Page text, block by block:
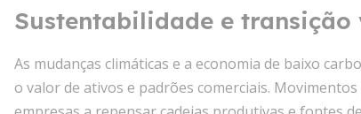
Sustentabilidade e transição
As mudanças climáticas e a economia de baixo
o valor de ativos e padrões comerciais.